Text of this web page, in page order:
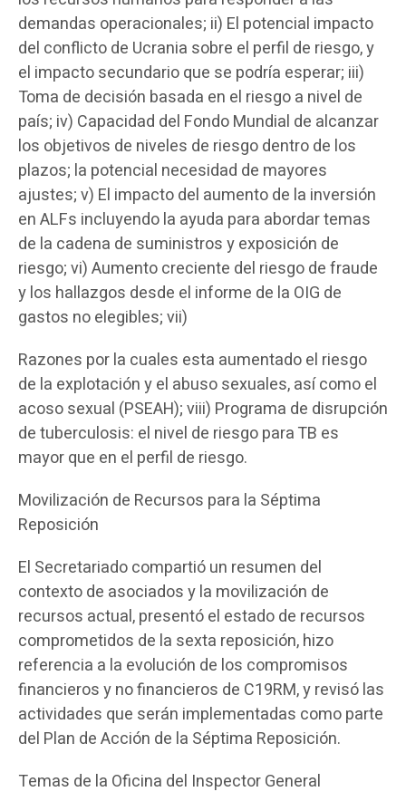
demandas operacionales; ii) El potencial impacto
del conflicto de Ucrania sobre el perfil de riesgo, y
el impacto secundario que se podría esperar; iii)
Toma de decisión basada en el riesgo a nivel de
país; iv) Capacidad del Fondo Mundial de alcanzar
los objetivos de niveles de riesgo dentro de los
plazos; la potencial necesidad de mayores
ajustes; v) El impacto del aumento de la inversión
en ALFs incluyendo la ayuda para abordar temas
de la cadena de suministros y exposición de
riesgo; vi) Aumento creciente del riesgo de fraude
y los hallazgos desde el informe de la OIG de
gastos no elegibles; vii)
Razones por la cuales esta aumentado el riesgo
de la explotación y el abuso sexuales, así como el
acoso sexual (PSEAH); viii) Programa de disrupción
de tuberculosis: el nivel de riesgo para TB es
mayor que en el perfil de riesgo.
Movilización de Recursos para la Séptima
Reposición
El Secretariado compartió un resumen del
contexto de asociados y la movilización de
recursos actual, presentó el estado de recursos
comprometidos de la sexta reposición, hizo
referencia a la evolución de los compromisos
financieros y no financieros de C19RM, y revisó las
actividades que serán implementadas como parte
del Plan de Acción de la Séptima Reposición.
Temas de la Oficina del Inspector General